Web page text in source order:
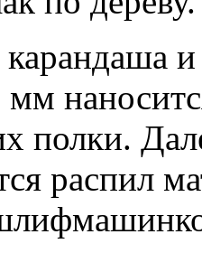
и
полки.
распил